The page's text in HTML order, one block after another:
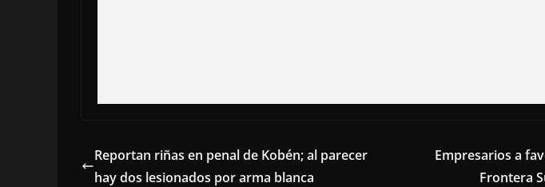
Reportan riñas en penal de Kobén; al parecer
hay dos lesionados por arma blanca
Empresarios a
Frontera